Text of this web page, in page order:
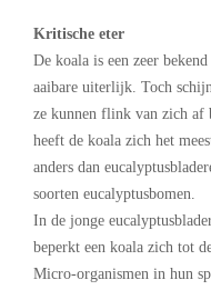
Kritische eter
De koala is een zeer
aaibare uiterlijk. Toch
ze kunnen flink van zich af
heeft de koala zich het
anders dan
soorten eucalyptusbomen.
In de jonge
beperkt een koala zich tot
Micro-organismen in hun